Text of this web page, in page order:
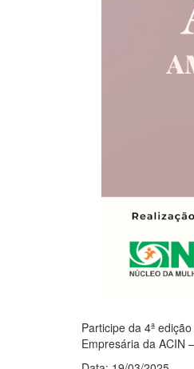
Participe da 4ª
Empresária da ACIN